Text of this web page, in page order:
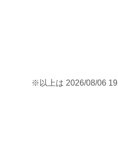
※以上は 2026/08/06